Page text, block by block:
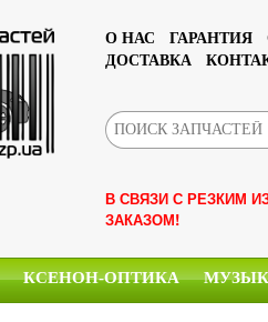
О НАС ГАРАНТИЯ
ДОСТАВКА
В СВЯЗИ С РЕЗКИМ
ЗАКАЗОМ!
КСЕНОН-ОПТИКА